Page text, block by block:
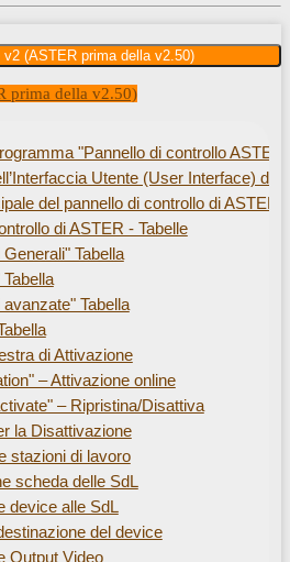
v2 (ASTER prima della v2.50)
prima della v2.50)
"Pannello di controllo ASTER"
Utente (User Interface) di
del pannello di controllo di ASTER
di ASTER - Tabelle
Tabella
Tabella
di Attivazione
– Attivazione online
– Ripristina/Disattiva
la Disattivazione
stazioni di lavoro
scheda delle SdL
device alle SdL
del device
Output Video